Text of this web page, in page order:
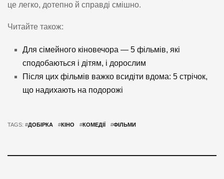
це легко, дотепно й справді смішно.
Читайте також:
Для сімейного кіновечора — 5 фільмів, які
сподобаються і дітям, і дорослим
Після цих фільмів важко всидіти вдома: 5 стрічок,
що надихають на подорожі
TAGS: #ДОБІРКА #КІНО #КОМЕДІЇ #ФІЛЬМИ